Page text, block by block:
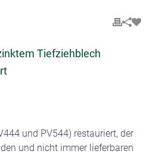
Tiefziehblech
und PV544) restauriert, der
und nicht immer lieferbaren